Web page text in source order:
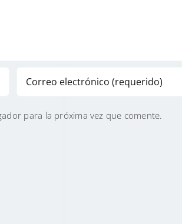
para la próxima vez que comente.